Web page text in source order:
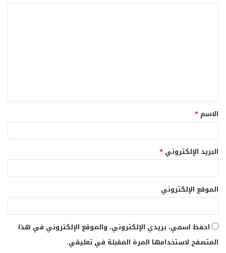
ق
*
الاسم *
البريد الإلكتروني *
الموقع الإلكتروني
احفظ اسمي، بريدي الإلكتروني، والموقع الإلكتروني في هذا
المتصفح لاستخدامها المرة المقبلة في تعليقي.